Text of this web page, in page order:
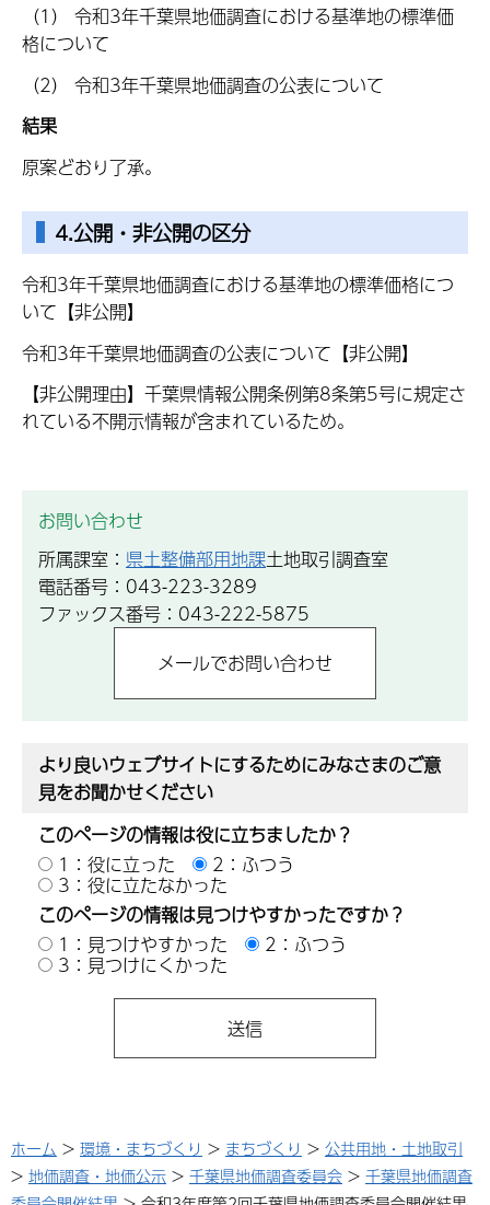
（1） 令和3年千葉県地価調査における基準地の標準価
格について
（2） 令和3年千葉県地価調査の公表について
結果
原案どおり了承。
4.公開・非公開の区分
令和3年千葉県地価調査における基準地の標準価格につ
いて【非公開】
令和3年千葉県地価調査の公表について【非公開】
【非公開理由】千葉県情報公開条例第8条第5号に規定さ
れている不開示情報が含まれているため。
お問い合わせ
所属課室： 県土整備部用地課土地取引調査室
電話番号：043-223-3289
ファックス番号：043-222-5875
より良いウェブサイトにするためにみなさまのご意
見をお聞かせください
このページの情報は役に立ちましたか？
1：役に立った
2：ふつう
3：役に立たなかった
このページの情報は見つけやすかったですか？
1：見つけやすかった
2：ふつう
3：見つけにくかった
ホーム > 環境・まちづくり > まちづくり > 公共用地・土地取引
> 地価調査・地価公示 > 千葉県地価調査委員会 > 千葉県地価調査